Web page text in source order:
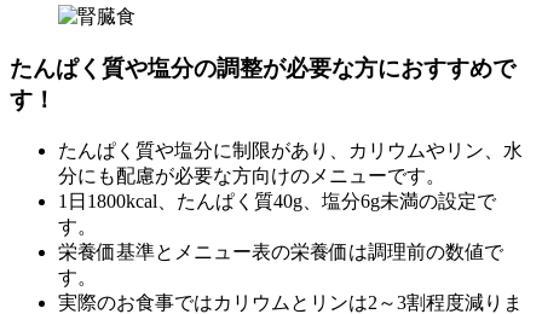
たんぱく質や塩分の調整が必要な方におすすめで
す！
たんぱく質や塩分に制限があり、カリウムやリン、水
分にも配慮が必要な方向けのメニューです。
1日1800kcal、たんぱく質40g、塩分6g未満の設定で
す。
栄養価基準とメニュー表の栄養価は調理前の数値で
す。
実際のお食事ではカリウムとリンは2～3割程度減りま